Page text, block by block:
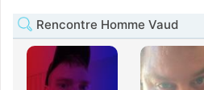
Rencontre Homme Vaud